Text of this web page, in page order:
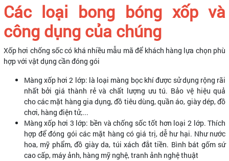
Các loại bong bóng xốp và
công dụng của chúng
Xốp hơi chống sốc có khá nhiều mẫu mã để khách hàng lựa chọn phù
hợp với vật dụng cần đóng gói
Màng xốp hơi 2 lớp: là loại màng bọc khí được sử dụng rộng rãi
nhất bởi giá thành rẻ và chất lượng ưu tú. Bảo vệ hiệu quả
cho các mặt hàng gia dụng, đồ tiêu dùng, quần áo, giày dép, đồ
chơi, hàng điện tử,...
Màng xốp hơi 3 lớp: bền và chống sốc tốt hơn loại 2 lớp. Thích
hợp để đóng gói các mặt hàng có giá trị, dễ hư hại. Như nước
hoa, mỹ phẩm, đồ giày da, túi xách đắt tiền. Bình bát gốm sứ
cao cấp, máy ảnh, hàng mỹ nghệ, tranh ảnh nghệ thuật